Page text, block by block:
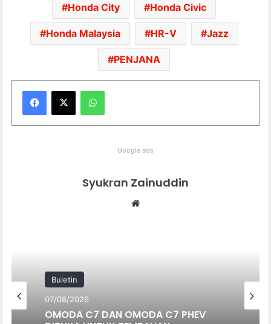
Honda City Honda Civic
Honda Malaysia HR-V Jazz
PENJANA
WhatsApp
Google ads
Syukran Zainuddin
Buletin
07/08/2026
OMODA C7 DAN OMODA C7 PHEV